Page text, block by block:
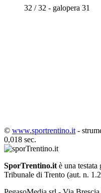
32 / 32 - galopera 31
© www.sportrentino.it -
0,018 sec.
SporTrentino.it è una
Tribunale di Trento (aut. n.